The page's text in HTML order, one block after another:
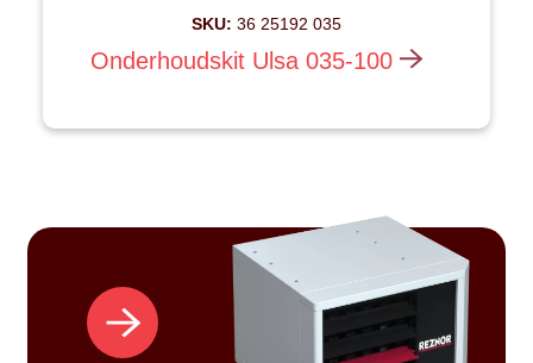
SKU: 36 25192 035
Onderhoudskit Ulsa 035-100